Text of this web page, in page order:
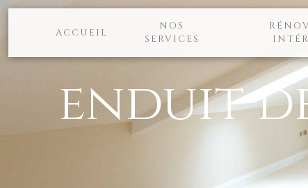
Panneau de gestion des cookies
ACCUEIL
NOS
SERVICES
enduit